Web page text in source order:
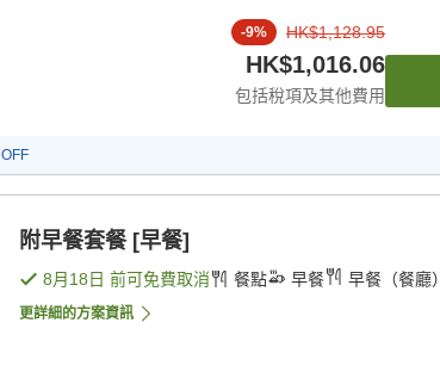
-9% HK$1,128.95
HK$1,016.06
包括稅項及其他費用
OFF
附早餐套餐 [早餐]
8月18日 前可免費取消 餐點 早餐 早餐（餐廳）
更詳細的方案資訊